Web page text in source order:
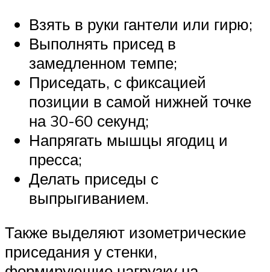
Взять в руки гантели или гирю;
Выполнять присед в
замедленном темпе;
Приседать, с фиксацией
позиции в самой нижней точке
на 30-60 секунд;
Напрягать мышцы ягодиц и
пресса;
Делать приседы с
выпрыгиванием.
Также выделяют изометрические
приседания у стенки,